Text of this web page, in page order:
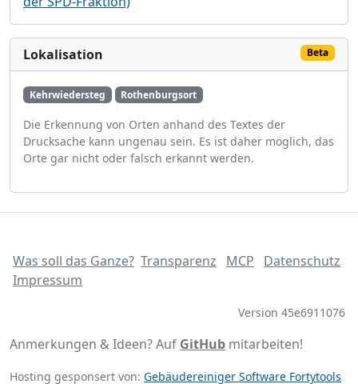
Lokalisation Beta
Kehrwiedersteg Rothenburgsort
Die Erkennung von Orten anhand des Textes der
Drucksache kann ungenau sein. Es ist daher möglich, das
Orte gar nicht oder falsch erkannt werden.
Was soll das Ganze? Transparenz MCP
Datenschutz
Impressum
Version 45e6911076
Anmerkungen & Ideen? Auf GitHub mitarbeiten!
Hosting gesponsert von: Gebäudereiniger Software Fortytools